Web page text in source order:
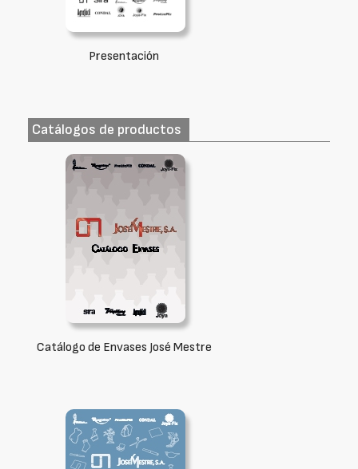
Presentación
Catálogos de productos
Catálogo de Envases José Mestre